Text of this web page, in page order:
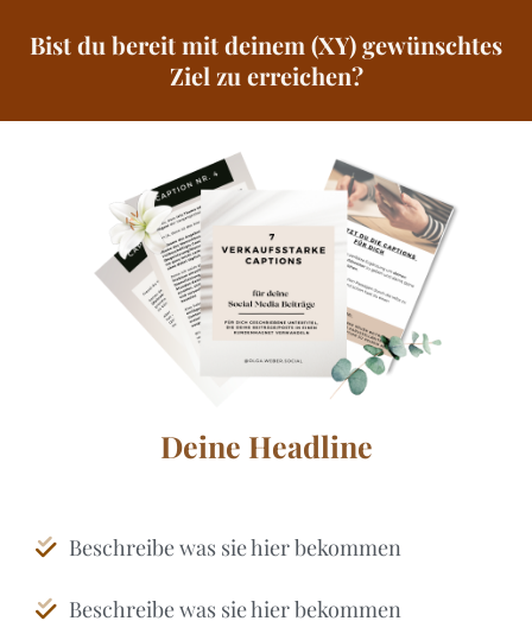
Bist du bereit mit deinem (XY) gewünschtes
Ziel zu erreichen?
Deine Headline
Beschreibe was sie hier bekommen
Beschreibe was sie hier bekommen